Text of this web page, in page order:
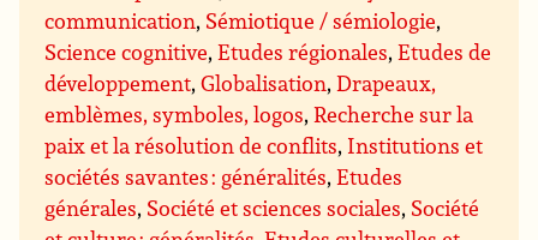
communication, Sémiotique / sémiologie,
Science cognitive,Etudes régionales,Etudes de
développement,Globalisation,Drapeaux,
emblèmes, symboles, logos,Recherche sur la
paix et la résolution de conflits, Institutions et
sociétés savantes : généralités,Etudes
générales, Société et sciences sociales, Société